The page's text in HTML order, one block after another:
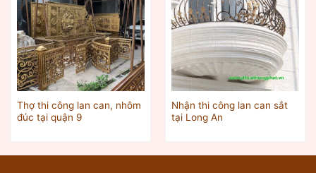
Thợ thi công lan can, nhôm
đúc tại quận 9
Nhận thi công lan can sắt
tại Long An